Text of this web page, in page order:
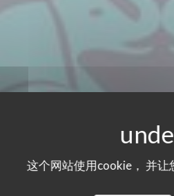
这个网站使用cookie， 并让